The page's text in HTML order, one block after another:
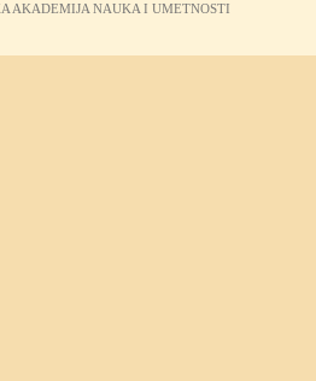
AKADEMIJA NAUKA I UMETNOSTI